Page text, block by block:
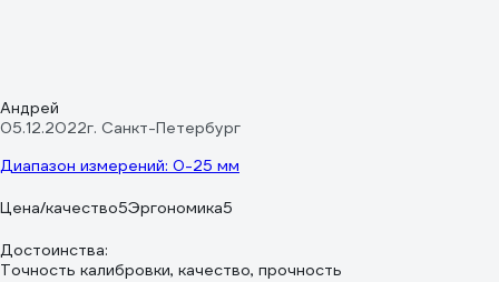
Андрей
05.12.2022г. Санкт-Петербург
Диапазон измерений: 0-25 мм
Цена/качество5Эргономика5
Достоинства:
Точность калибровки, качество, прочность